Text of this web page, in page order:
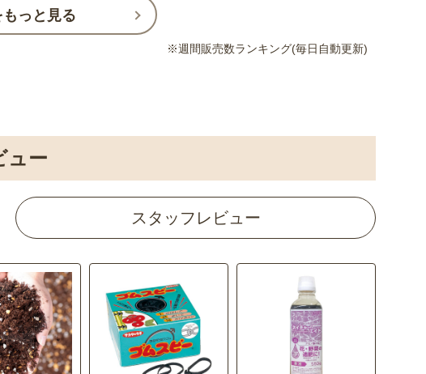
っと見る
キンギョソウ ソネッ
ト ミックス
（8）
ビオラ ピエナ(R) ミッ
クス
（3）
まとめ割引
ラスボスRタイプ
スーパーミックス
A（R）（タネまき・
タマネギ アイドルま
さこ（R）
ジフィーセブンC苗 ブ
ロッコリー スティッ
葉ニンニク ハーリッ
ク
ニンニク 大島赤丸に
んにく
（2）
まとめ割引
連結パック苗 キンギ
ョソウ キャンディー
連結パック苗 クリサ
ンセマム ノースポー
アネモネ デカン ミッ
クス
オリエンタルユリ カ
サブランカ
（7）
※週間販売数ランキング(毎日自動更新)
ュー
スタッフレビュー